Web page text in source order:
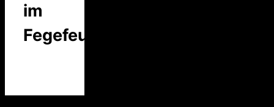
im
Fegefeuer